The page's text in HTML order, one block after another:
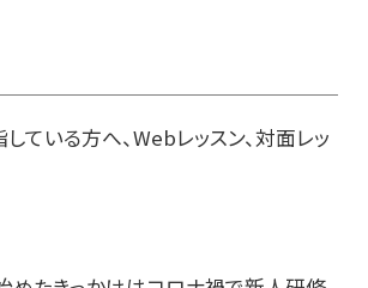
ている方へ、Webレッスン、対面レッ